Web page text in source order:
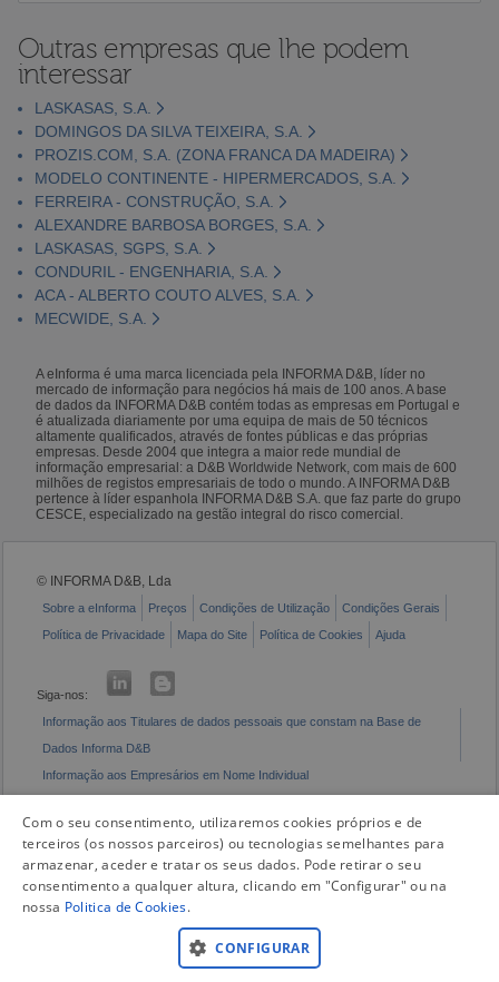
Outras empresas que lhe podem
interessar
LASKASAS, S.A.
DOMINGOS DA SILVA TEIXEIRA, S.A.
PROZIS.COM, S.A. (ZONA FRANCA DA MADEIRA)
MODELO CONTINENTE - HIPERMERCADOS, S.A.
FERREIRA - CONSTRUÇÃO, S.A.
ALEXANDRE BARBOSA BORGES, S.A.
LASKASAS, SGPS, S.A.
CONDURIL - ENGENHARIA, S.A.
ACA - ALBERTO COUTO ALVES, S.A.
MECWIDE, S.A.
A eInforma é uma marca licenciada pela INFORMA D&B, líder no
mercado de informação para negócios há mais de 100 anos. A base
de dados da INFORMA D&B contém todas as empresas em Portugal e
é atualizada diariamente por uma equipa de mais de 50 técnicos
altamente qualificados, através de fontes públicas e das próprias
empresas. Desde 2004 que integra a maior rede mundial de
informação empresarial: a D&B Worldwide Network, com mais de 600
milhões de registos empresariais de todo o mundo. A INFORMA D&B
pertence à líder espanhola INFORMA D&B S.A. que faz parte do grupo
CESCE, especializado na gestão integral do risco comercial.
© INFORMA D&B, Lda
Sobre a eInforma Preços Condições de Utilização
Condições Gerais
Política de Privacidade
Mapa do Site Política de Cookies Ajuda
Siga-nos:
Informação aos Titulares de dados pessoais que constam na Base de
Dados Informa D&B
Informação aos Empresários em Nome Individual
Com o seu consentimento, utilizaremos cookies próprios e de
terceiros (os nossos parceiros) ou tecnologias semelhantes para
armazenar, aceder e tratar os seus dados. Pode retirar o seu
consentimento a qualquer altura, clicando em "Configurar" ou na
nossa Politica de Cookies.
CONFIGURAR